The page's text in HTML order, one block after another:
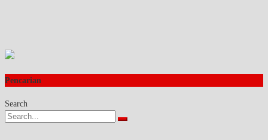
Pencarian
Search